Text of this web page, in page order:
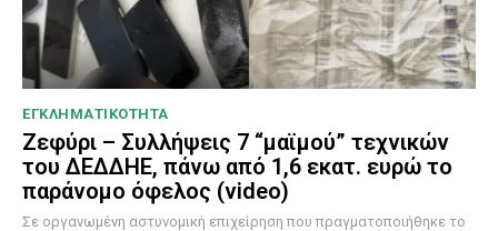
ΕΓΚΛΗΜΑΤΙΚΟΤΗΤΑ
Ζεφύρι – Συλλήψεις 7 “μαϊμού” τεχνικών
του ΔΕΔΔΗΕ, πάνω από 1,6 εκατ. ευρώ το
παράνομο όφελος (video)
Σε οργανωμένη αστυνομική επιχείρηση που πραγματοποιήθηκε το